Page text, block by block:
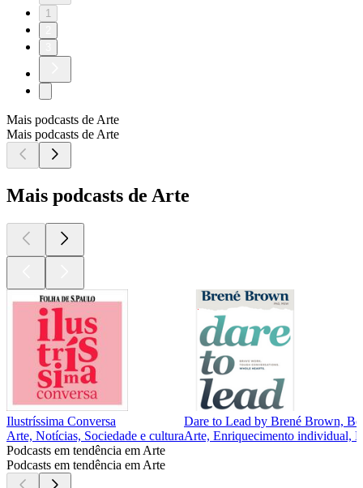
1
Mais podcasts de Arte
Mais podcasts de Arte
Mais podcasts de Arte
Ilustríssima Conversa
Arte, Notícias, Sociedade e cultura
Dare to Lead by Brené Brown,
Arte, Enriquecimento individual,
Podcasts em tendência em Arte
Podcasts em tendência em Arte